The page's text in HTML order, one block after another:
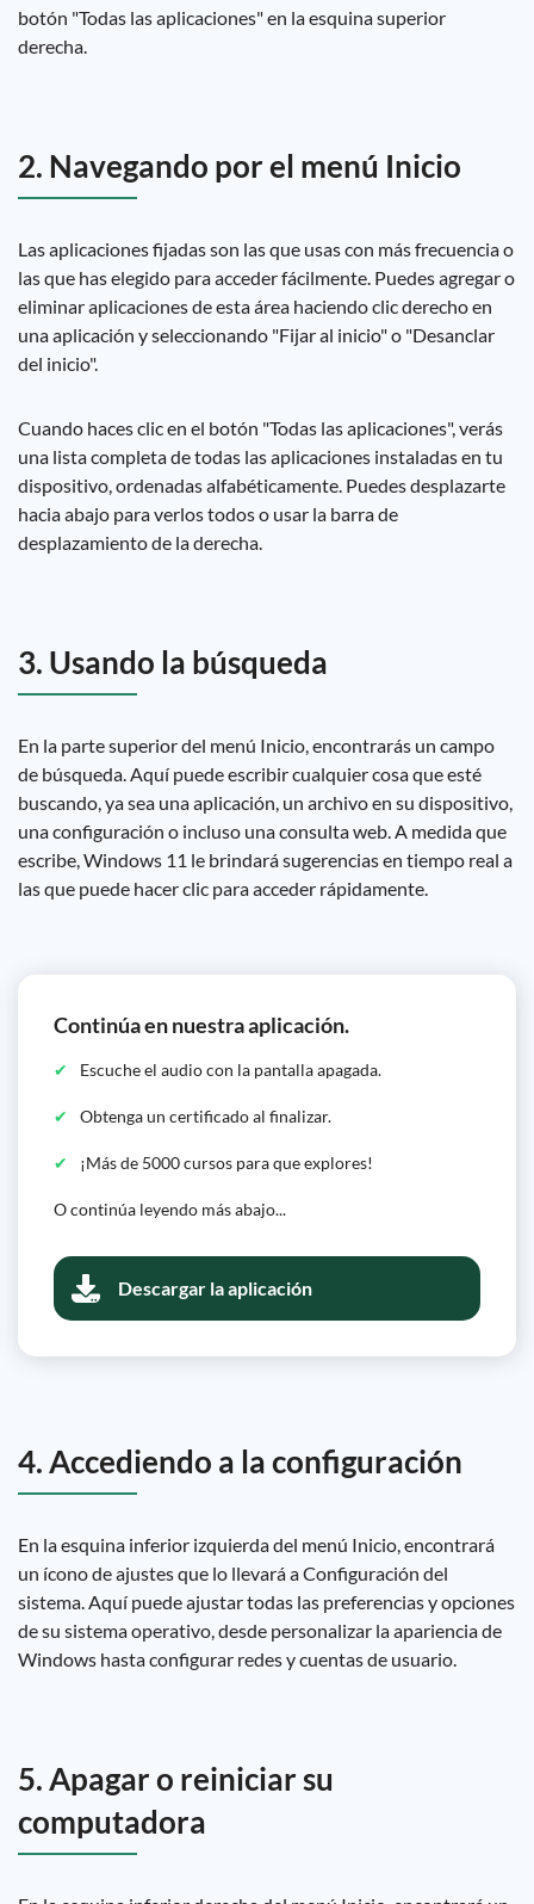
botón "Todas las aplicaciones" en la esquina superior
derecha.
2. Navegando por el menú Inicio
Las aplicaciones fijadas son las que usas con más frecuencia o
las que has elegido para acceder fácilmente. Puedes agregar o
eliminar aplicaciones de esta área haciendo clic derecho en
una aplicación y seleccionando "Fijar al inicio" o "Desanclar
del inicio".
Cuando haces clic en el botón "Todas las aplicaciones", verás
una lista completa de todas las aplicaciones instaladas en tu
dispositivo, ordenadas alfabéticamente. Puedes desplazarte
hacia abajo para verlos todos o usar la barra de
desplazamiento de la derecha.
3. Usando la búsqueda
En la parte superior del menú Inicio, encontrarás un campo
de búsqueda. Aquí puede escribir cualquier cosa que esté
buscando, ya sea una aplicación, un archivo en su dispositivo,
una configuración o incluso una consulta web. A medida que
escribe, Windows 11 le brindará sugerencias en tiempo real a
las que puede hacer clic para acceder rápidamente.
Continúa en nuestra aplicación.
Escuche el audio con la pantalla apagada.
Obtenga un certificado al finalizar.
¡Más de 5000 cursos para que explores!
O continúa leyendo más abajo...
Descargar la aplicación
4. Accediendo a la configuración
En la esquina inferior izquierda del menú Inicio, encontrará
un ícono de ajustes que lo llevará a Configuración del
sistema. Aquí puede ajustar todas las preferencias y opciones
de su sistema operativo, desde personalizar la apariencia de
Windows hasta configurar redes y cuentas de usuario.
5. Apagar o reiniciar su
computadora